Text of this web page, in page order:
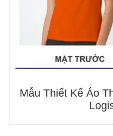
Mẫu Thiết Kế Áo